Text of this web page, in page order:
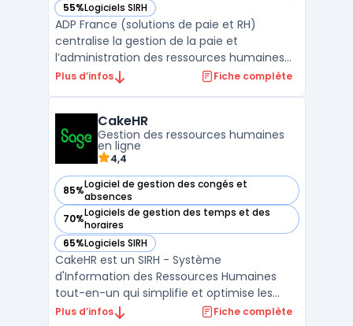
55%Logiciels SIRH
— voir ADP Paie dans cette catégorie
ADP France (solutions de paie et RH)
centralise la gestion de la paie et
l’administration des ressources humaines
pour les entreprises, de toutes tailles, des
conformité réglementaire, la précision du
calcul des s ...
Plus d’infos Fiche complète
CakeHR
Gestion des ressources humaines
en ligne
4,4
85%Logiciel de gestion des congés et
absences
— voir CakeHR dans cette catégorie
70%Logiciels de gestion des temps et des
horaires
— voir CakeHR dans cette catégorie
65%Logiciels SIRH
— voir CakeHR dans cette catégorie
CakeHR est un SIRH - Système
d'Information des Ressources Humaines
tout-en-un qui simplifie et optimise les
processus de RH pour les entreprises de
Plus d’infos Fiche complète